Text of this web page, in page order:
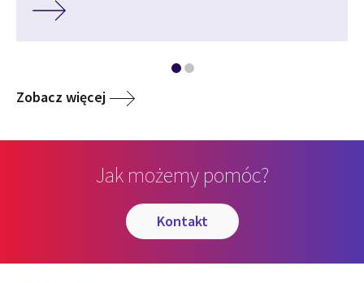
Zobacz więcej
Jak możemy pomóc?
kontakt